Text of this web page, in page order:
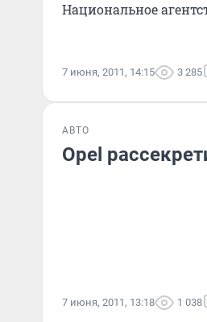
Национальное
7 июня, 2011, 14:15 3 285
АВТО
Opel
7 июня, 2011, 13:18 1 038